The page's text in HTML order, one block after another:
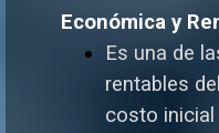
Económica y
Es una de
rentables
costo